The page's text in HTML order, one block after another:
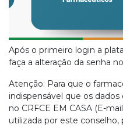
Após o primeiro login a
faça a alteração da senha
Atenção: Para que o
indispensável que os
no CRFCE EM CASA (E-
utilizada por este conselho,